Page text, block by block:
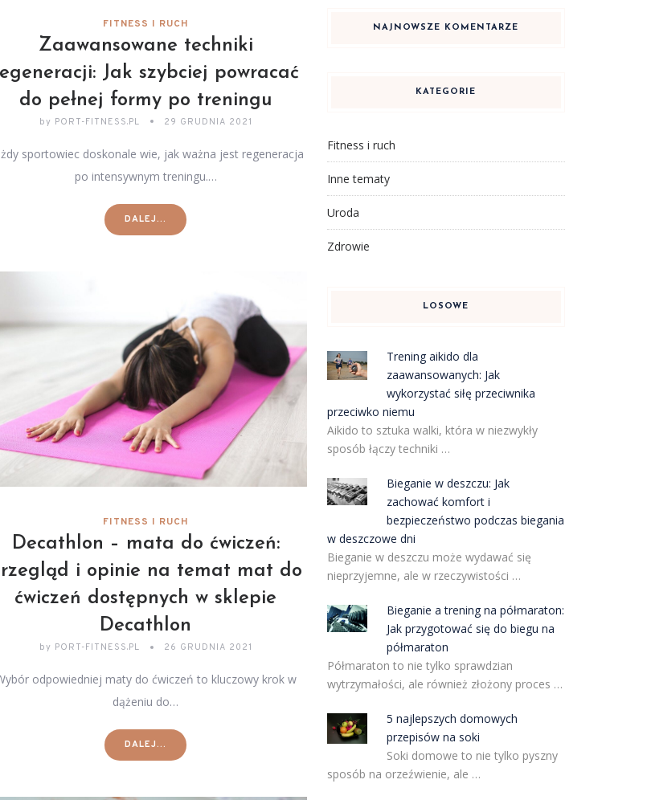
FITNESS I RUCH
Zaawansowane techniki
Jak szybciej powracać
do pełnej formy po treningu
by PORT-FITNESS.PL 29 GRUDNIA 2021
sportowiec doskonale wie, jak ważna jest regeneracja
po intensywnym treningu.…
DALEJ...
FITNESS I RUCH
Decathlon – mata do ćwiczeń:
i opinie na temat mat do
ćwiczeń dostępnych w sklepie
Decathlon
by PORT-FITNESS.PL 26 GRUDNIA 2021
odpowiedniej maty do ćwiczeń to kluczowy krok w
dążeniu do…
DALEJ...
NAJNOWSZE KOMENTARZE
KATEGORIE
Fitness i ruch
Inne tematy
Uroda
Zdrowie
LOSOWE
Trening aikido dla
zaawansowanych: Jak
wykorzystać siłę przeciwnika
przeciwko niemu
Aikido to sztuka walki, która w niezwykły
sposób łączy techniki …
Bieganie w deszczu: Jak
zachować komfort i
bezpieczeństwo podczas biegania
w deszczowe dni
Bieganie w deszczu może wydawać się
nieprzyjemne, ale w rzeczywistości …
Bieganie a trening na półmaraton:
Jak przygotować się do biegu na
półmaraton
Półmaraton to nie tylko sprawdzian
wytrzymałości, ale również złożony proces …
5 najlepszych domowych
przepisów na soki
Soki domowe to nie tylko pyszny
sposób na orzeźwienie, ale …